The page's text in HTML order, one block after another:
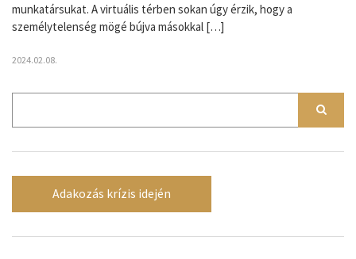
munkatársukat. A virtuális térben sokan úgy érzik, hogy a
személytelenség mögé bújva másokkal […]
2024.02.08.
Adakozás krízis idején